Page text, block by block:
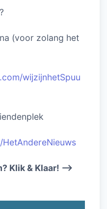
(voor zolang het
wijzijnhetSpuu
Klik & Klaar! –>